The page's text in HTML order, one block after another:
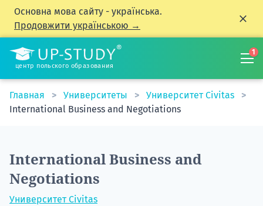
Основна мова сайту - українська.
Продовжити українською →
центр польского образования
1
Главная Университеты
Университет Civitas
International Business and Negotiations
International Business and
Negotiations
Университет Civitas